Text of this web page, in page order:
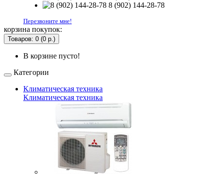
8 (902) 144-28-78
Перезвоните мне!
корзина покупок:
Товаров: 0 (0 р.)
В корзине пусто!
Категории
Климатическая техника
Климатическая техника